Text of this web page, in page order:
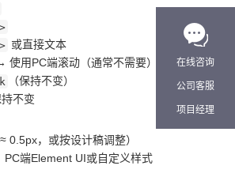
在线咨询
公司客服
项目经理
或直接文本
使用PC端滚动（通常不需要）
（保持不变）
不变
≈ 0.5px，或按设计稿调整）
端Element UI或自定义样式